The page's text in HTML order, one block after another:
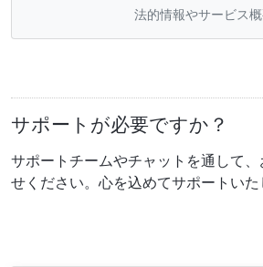
法的情報やサービス
サポートが必要ですか？
サポートチームやチャットを通して
せください。心を込めてサポートいた